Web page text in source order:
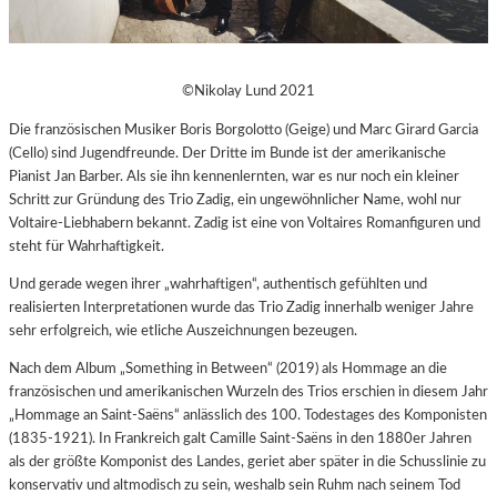
©Nikolay Lund 2021
Die französischen Musiker Boris Borgolotto (Geige) und Marc Girard Garcia
(Cello) sind Jugendfreunde. Der Dritte im Bunde ist der amerikanische
Pianist Jan Barber. Als sie ihn kennenlernten, war es nur noch ein kleiner
Schritt zur Gründung des Trio Zadig, ein ungewöhnlicher Name, wohl nur
Voltaire-Liebhabern bekannt. Zadig ist eine von Voltaires Romanfiguren und
steht für Wahrhaftigkeit.
Und gerade wegen ihrer „wahrhaftigen“, authentisch gefühlten und
realisierten Interpretationen wurde das Trio Zadig innerhalb weniger Jahre
sehr erfolgreich, wie etliche Auszeichnungen bezeugen.
Nach dem Album „Something in Between“ (2019) als Hommage an die
französischen und amerikanischen Wurzeln des Trios erschien in diesem Jahr
„Hommage an Saint-Saëns“ anlässlich des 100. Todestages des Komponisten
(1835-1921). In Frankreich galt Camille Saint-Saëns in den 1880er Jahren
als der größte Komponist des Landes, geriet aber später in die Schusslinie zu
konservativ und altmodisch zu sein, weshalb sein Ruhm nach seinem Tod